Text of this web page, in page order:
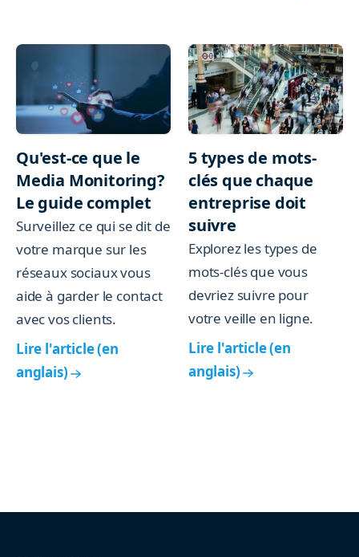
Qu'est-ce que le
Media Monitoring?
Le guide complet
Surveillez ce qui se dit de
votre marque sur les
réseaux sociaux vous
aide à garder le contact
avec vos clients.
Lire l'article (en
anglais)
5 types de mots-
clés que chaque
entreprise doit
suivre
Explorez les types de
mots-clés que vous
devriez suivre pour
votre veille en ligne.
Lire l'article (en
anglais)